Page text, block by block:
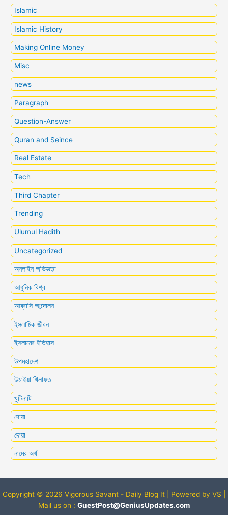
Islamic
Islamic History
Making Online Money
Misc
news
Paragraph
Question-Answer
Quran and Seince
Real Estate
Tech
Third Chapter
Trending
Ulumul Hadith
Uncategorized
অনলাইন অভিজ্ঞতা
আধুনিক বিশ্ব
আব্বাসি আন্দোলন
ইসলামিক জীবন
ইসলামের ইতিহাস
উপমহাদেশ
উমাইয়া খিলাফত
খুটিনাটি
দোয়া
দোয়া
নামের অর্থ
Copyright © 2026 Vigorous Savant - Daily Blog It | Powered by VS |
Mail us on : GuestPost@GeniusUpdates.com